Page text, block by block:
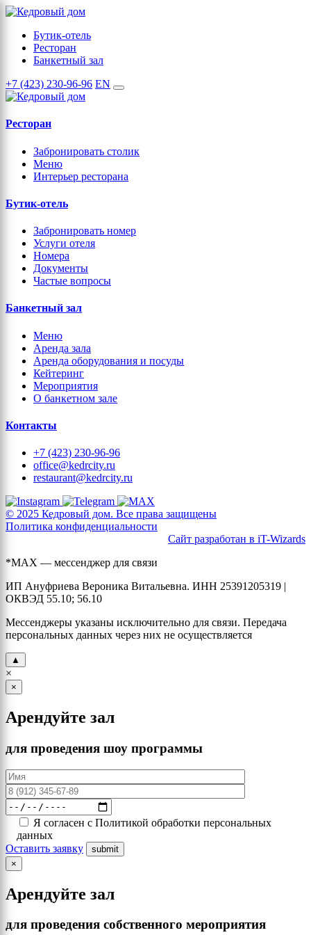
Бутик-отель
Ресторан
Банкетный зал
+7 (423) 230-96-96 EN
Ресторан
Забронировать столик
Меню
Интерьер ресторана
Бутик-отель
Забронировать номер
Услуги отеля
Номера
Документы
Частые вопросы
Банкетный зал
Меню
Аренда зала
Аренда оборудования и посуды
Кейтеринг
Мероприятия
О банкетном зале
Контакты
+7 (423) 230-96-96
office@kedrcity.ru
restaurant@kedrcity.ru
© 2025 Кедровый дом. Все права защищены
Политика конфиденциальности
Сайт разработан в iT-Wizards
*MAX — мессенджер для связи
ИП Ануфриева Вероника Витальевна. ИНН 25391205319 |
ОКВЭД 55.10; 56.10
Мессенджеры указаны исключительно для связи. Передача
персональных данных через них не осуществляется
▲
×
×
Арендуйте зал
для проведения шоу программы
Я согласен с Политикой обработки персональных
данных
Оставить заявку
×
Арендуйте зал
для проведения собственного мероприятия